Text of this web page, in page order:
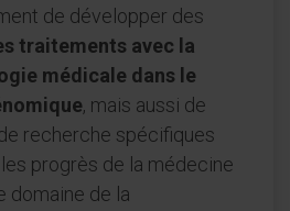
de développer des
traitements avec la
médicale dans le
, mais aussi de
recherche spécifiques
progrès de la médecine
domaine de la